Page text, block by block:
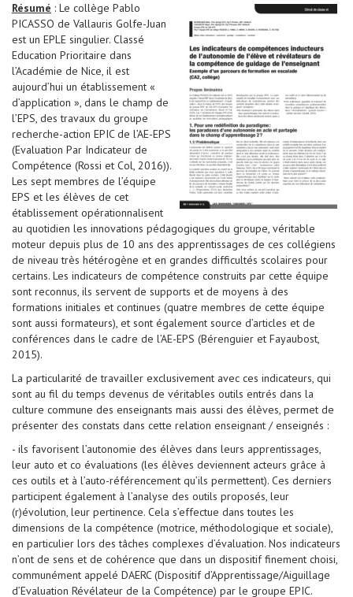
Résumé : Le collège Pablo
PICASSO de Vallauris Golfe-Juan
est un EPLE singulier. Classé
Education Prioritaire dans
l’Académie de Nice, il est
aujourd’hui un établissement «
d’application », dans le champ de
l’EPS, des travaux du groupe
recherche-action EPIC de l’AE-EPS
(Evaluation Par Indicateur de
Compétence (Rossi et Col, 2016)).
Les sept membres de l’équipe
EPS et les élèves de cet
établissement opérationnalisent
au quotidien les innovations pédagogiques du groupe, véritable
moteur depuis plus de 10 ans des apprentissages de ces collégiens
de niveau très hétérogène et en grandes difficultés scolaires pour
certains. Les indicateurs de compétence construits par cette équipe
sont reconnus, ils servent de supports et de moyens à des
formations initiales et continues (quatre membres de cette équipe
sont aussi formateurs), et sont également source d’articles et de
conférences dans le cadre de l’AE-EPS (Bérenguier et Fayaubost,
2015).
La particularité de travailler exclusivement avec ces indicateurs, qui
sont au fil du temps devenus de véritables outils entrés dans la
culture commune des enseignants mais aussi des élèves, permet de
présenter des constats dans cette relation enseignant / enseignés :
- ils favorisent l’autonomie des élèves dans leurs apprentissages,
leur auto et co évaluations (les élèves deviennent acteurs grâce à
ces outils et à l’auto-référencement qu’ils permettent). Ces derniers
participent également à l’analyse des outils proposés, leur
(r)évolution, leur pertinence. Cela s’effectue dans toutes les
dimensions de la compétence (motrice, méthodologique et sociale),
en particulier lors des tâches complexes d’évaluation. Nos indicateurs
n’ont de sens et de cohérence que dans un dispositif finement choisi,
communément appelé DAERC (Dispositif d’Apprentissage/Aiguillage
d’Evaluation Révélateur de la Compétence) par le groupe EPIC.